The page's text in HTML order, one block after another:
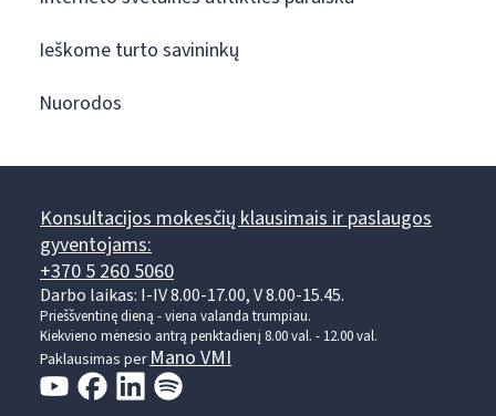
Ieškome turto savininkų
Nuorodos
Konsultacijos mokesčių klausimais ir paslaugos
gyventojams:
+370 5 260 5060
Darbo laikas: I-IV 8.00-17.00, V 8.00-15.45.
Prieššventinę dieną - viena valanda trumpiau.
Kiekvieno mėnesio antrą penktadienį 8.00 val. - 12.00 val.
Paklausimas per Mano VMI